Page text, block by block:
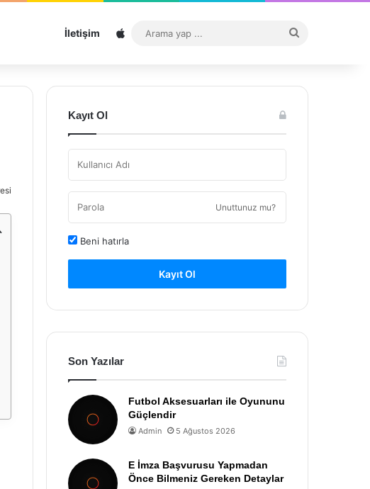
İletişim Sitemap
...
Kayıt Ol
Unuttunuz mu?
Beni hatırla
Kayıt Ol
Son Yazılar
Futbol Aksesuarları ile Oyununu
Güçlendir
Admin 5 Ağustos 2026
E İmza Başvurusu Yapmadan
Önce Bilmeniz Gereken Detaylar